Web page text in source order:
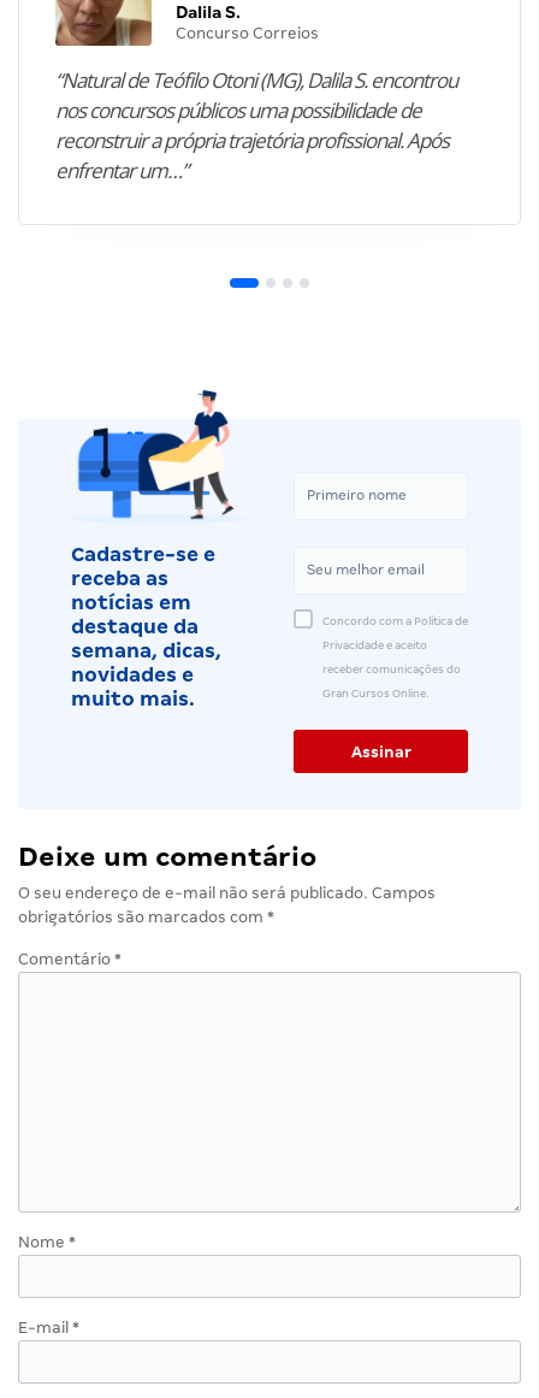
Dalila S.
Concurso Correios
“Natural de Teófilo Otoni (MG), Dalila S. encontrou
nos concursos públicos uma possibilidade de
reconstruir a própria trajetória profissional. Após
enfrentar um…”
Cadastre-se e
receba as
notícias em
destaque da
semana, dicas,
novidades e
muito mais.
Concordo com a Política de
Privacidade e aceito
receber comunicações do
Gran Cursos Online.
Deixe um comentário
O seu endereço de e-mail não será publicado. Campos
obrigatórios são marcados com *
Comentário *
Nome *
E-mail *